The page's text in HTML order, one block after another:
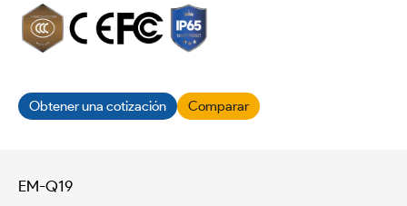
Obtener una cotización Comparar
EM-Q19